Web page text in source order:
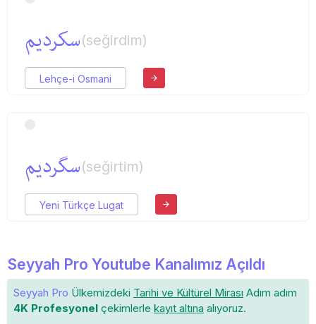
سكردیم(seğirdim)
Lehçe-i Osmani
سگردیم(seğirtim)
Yeni Türkçe Lugat
Seyyah Pro Youtube Kanalımız Açıldı
Seyyah Pro Ülkemizdeki Tarihi ve Kültürel Mirası Adım adım
4K Profesyonel çekimlerle kayıt altına alıyoruz.